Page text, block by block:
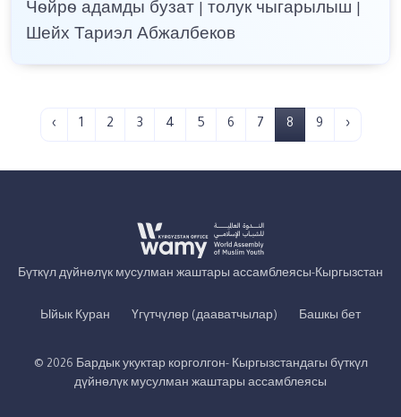
Чѳйрѳ адамды бузат | толук чыгарылыш |
Шейх Тариэл Абжалбеков
‹ 1 2 3 4 5 6 7 8 9 ›
Бүткүл дүйнөлүк мусулман жаштары ассамблеясы-Кыргызстан
Ыйык Куран Үгүтчүлөр (дааватчылар) Башкы бет
© 2026 Бардык укуктар корголгон- Кыргызстандагы бүткүл
дүйнөлүк мусулман жаштары ассамблеясы